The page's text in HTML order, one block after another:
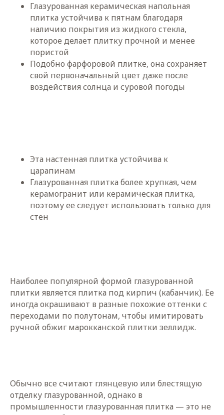
Глазурованная керамическая напольная
плитка устойчива к пятнам благодаря
наличию покрытия из жидкого стекла,
которое делает плитку прочной и менее
пористой
Подобно фарфоровой плитке, она сохраняет
свой первоначальный цвет даже после
воздействия солнца и суровой погоды
Эта настенная плитка устойчива к
царапинам
Глазурованная плитка более хрупкая, чем
керамогранит или керамическая плитка,
поэтому ее следует использовать только для
стен
Наиболее популярной формой глазурованной
плитки является плитка под кирпич (кабанчик). Ее
иногда окрашивают в разные похожие оттенки с
переходами по полутонам, чтобы имитировать
ручной обжиг марокканской плитки зеллидж.
Обычно все считают глянцевую или блестящую
отделку глазурованной, однако в
промышленности глазурованная плитка — это не